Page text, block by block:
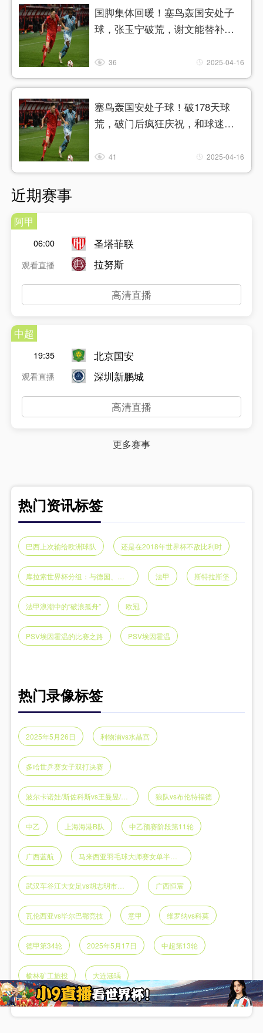
国脚集体回暖！塞鸟轰国安处子
球，张玉宁破荒，谢文能替补传
36 2025-04-16
塞鸟轰国安处子球！破178天球
荒，破门后疯狂庆祝，和球迷互
41 2025-04-16
近期赛事
阿甲
06:00
观看直播
圣塔菲联
拉努斯
高清直播
中超
19:35
观看直播
北京国安
深圳新鹏城
高清直播
更多赛事
热门资讯标签
巴西上次输给欧洲球队 还是在2018年世界杯不敌比利时
库拉索世界杯分组：与德国、科特迪瓦、厄瓜多尔同组 法甲 斯特拉斯堡
法甲浪潮中的“破浪孤舟” 欧冠
PSV埃因霍温的比赛之路 PSV埃因霍温
热门录像标签
2025年5月26日 利物浦vs水晶宫
多哈世乒赛女子双打决赛
波尔卡诺娃/斯佐科斯vs王曼昱/蒯曼 狼队vs布伦特福德
中乙 上海海港B队 中乙预赛阶段第11轮
广西蓝航 马来西亚羽毛球大师赛女单半决赛
武汉车谷江大女足vs胡志明市女足 广西恒宸
瓦伦西亚vs毕尔巴鄂竞技 意甲 维罗纳vs科莫
德甲第34轮 2025年5月17日 中超第13轮
榆林矿工旅投 大连涵瑀